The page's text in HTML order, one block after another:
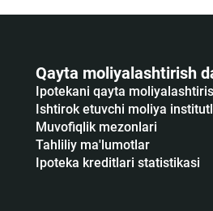
Qayta moliyalashtirish
Ipotekani qayta
Ishtirok etuvchi moliya
Muvofiqlik mezonlari
Tahliliy ma'lumotlar
Ipoteka kreditlari statistikasi